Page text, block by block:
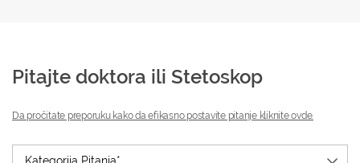
Pitajte doktora ili Stetoskop
Da pročitate preporuku kako da efikasno postavite pitanje kliknite ovde.